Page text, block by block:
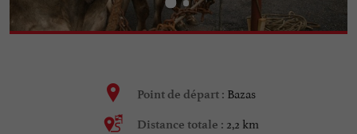
Point de départ : Bazas
Distance totale : 2,2 km